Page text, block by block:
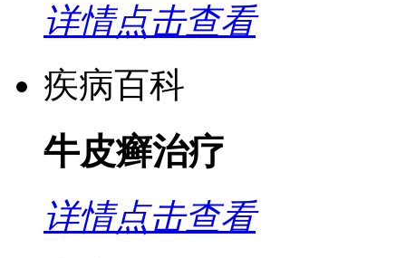
详情点击查看
疾病百科
牛皮癣治疗
详情点击查看